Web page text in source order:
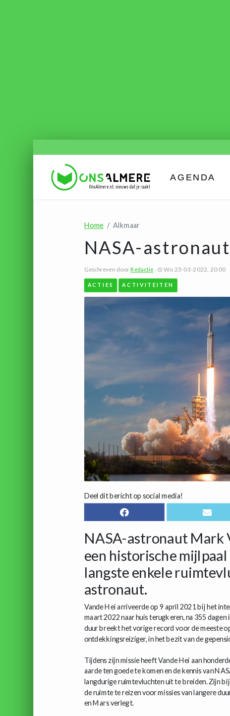
AGENDA
Home Alkmaar
NASA-
Geschreven doorRedactie Wo 23-03-2022, 20:00
ACTIES ACTIVITEITEN
Deel dit bericht op social media!
NASA-astronaut Mark
een historische
langste enkele
astronaut.
Vande Hei arriveerde op 9 april 2021 bij het
maart 2022 naar huis terugkeren, na 355
duur breekt het vorige record voor de meeste
ontdekkingsreiziger, in het bezit van de
Tijdens zijn missie heeft Vande Hei aan
aarde ten goede te komen en de kennis van
langdurige ruimtevluchten uit te breiden. Zijn
de ruimte te reizen voor missies van langere
en Mars verlegt.